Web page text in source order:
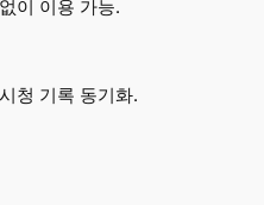
이 이용 가능.
청 기록 동기화.